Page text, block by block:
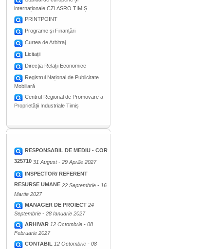
internaționale CZI ASRO TIMIȘ
PRINTPOINT
Programe și Finanțări
Curtea de Arbitraj
Licitații
Direcția Relații Economice
Registrul Național de Publicitate
Mobiliară
Centrul Regional de Promovare a
Proprietății Industriale Timiș
RESPONSABIL DE MEDIU - COR
325710 31 August - 29 Aprilie 2027
INSPECTOR/ REFERENT
RESURSE UMANE 22 Septembrie - 16
Martie 2027
MANAGER DE PROIECT 24
Septembrie - 28 Ianuarie 2027
ARHIVAR 12 Octombrie - 08
Februarie 2027
CONTABIL 12 Octombrie - 08